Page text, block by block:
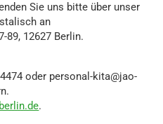
Sie uns bitte über unser
an
89, 12627 Berlin.
oder personal-kita@jao-
.